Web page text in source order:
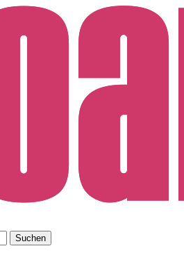
Suchen